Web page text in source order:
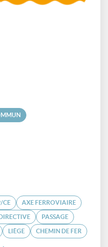
CE AXE FERROVIAIRE
PASSAGE
LIÈGE CHEMIN DE FER